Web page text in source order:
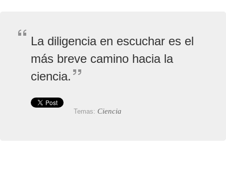
La diligencia en escuchar es el
más breve camino hacia la
ciencia.
Temas: Ciencia